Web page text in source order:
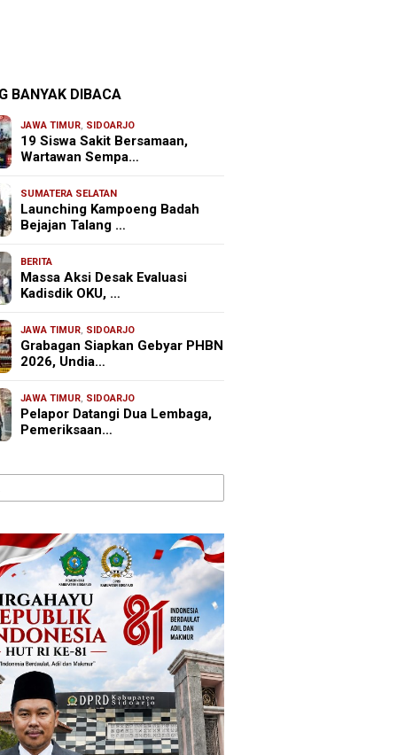
BANYAK DIBACA
JAWA TIMUR, SIDOARJO
19 Siswa Sakit Bersamaan,
Wartawan Sempa…
SUMATERA SELATAN
Launching Kampoeng Badah
Bejajan Talang …
BERITA
Massa Aksi Desak Evaluasi
Kadisdik OKU, …
JAWA TIMUR, SIDOARJO
Grabagan Siapkan Gebyar PHBN
2026, Undia…
JAWA TIMUR, SIDOARJO
Pelapor Datangi Dua Lembaga,
Pemeriksaan…